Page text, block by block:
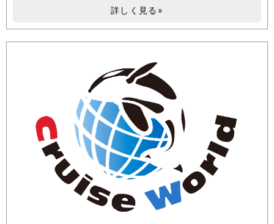
詳しく見る»